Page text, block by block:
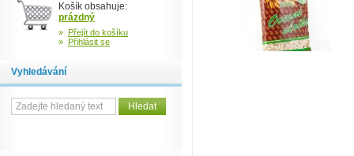
Košík obsahuje:
prázdný
» Přejít do košíku
» Přihlásit se
Vyhledávání